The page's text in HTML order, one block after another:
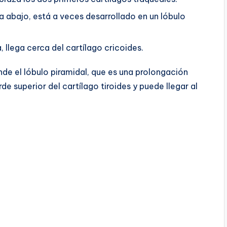
está a veces desarrollado en un lóbulo
llega cerca del cartílago cricoides.
el lóbulo piramidal, que es una prolongación
superior del cartílago tiroides y puede llegar al